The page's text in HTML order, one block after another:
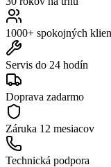
1000+ spokojných
Servis do 24 hodín
Doprava zadarmo
Záruka 12 mesiacov
Technická podpora